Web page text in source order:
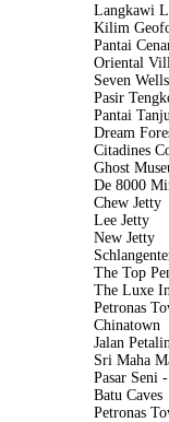
Langkawi
Kilim
Pantai
Oriental
Seven
Pasir
Pantai
Dream
Citadines
Ghost
De 8000
Chew Jetty
Lee Jetty
New Jetty
The Top
The Luxe
Petronas
Chinatown
Jalan
Sri Maha
Pasar Seni
Batu Caves
Petronas